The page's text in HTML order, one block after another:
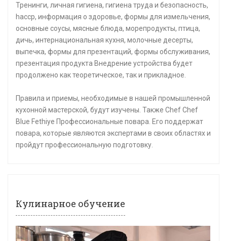
Тренинги, личная гигиена, гигиена труда и безопасность,
haccp, информация о здоровье, формы для измельчения,
основные соусы, мясные блюда, морепродукты, птица,
дичь, интернациональная кухня, молочные десерты,
выпечка, формы для презентаций, формы обслуживания,
презентация продукта Внедрение устройства будет
продолжено как теоретическое, так и прикладное.
Правила и приемы, необходимые в нашей промышленной
кухонной мастерской, будут изучены. Также Chef Chef
Blue Fethiye Профессиональные повара. Его поддержат
повара, которые являются экспертами в своих областях и
пройдут профессиональную подготовку.
Кулинарное обучение